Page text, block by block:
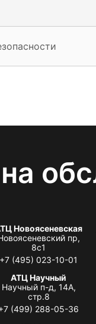
Новоясеневская
пр,
8с1
+7 (495) 023-10-01
АТЦ Научный
Научный п-д, 14А,
стр.8
(499) 288-05-36